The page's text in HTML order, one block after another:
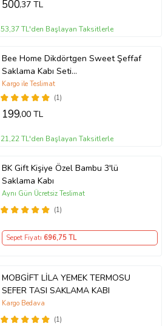
500,37 TL
53,37 TL'den Başlayan Taksitlerle
Bee Home Dikdörtgen Sweet Şeffaf
Saklama Kabı Seti
300/500/800/1200/1900/2900 Ml 6lı
(ATLANTİK-SOHO ANTRASİT)
(1)
Kargo ile Teslimat
199,00 TL
21,22 TL'den Başlayan Taksitlerle
BK Gift Kişiye Özel Bambu 3'lü
Saklama Kabı
(1)
Aynı Gün Ücretsiz Teslimat
Sepet Fiyatı 696,75 TL
MOBGİFT LİLA YEMEK TERMOSU
SEFER TASI SAKLAMA KABI
(1)
Kargo Bedava